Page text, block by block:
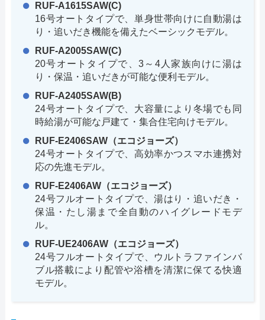
RUF-A1615SAW(C)
16号オートタイプで、単身世帯向けに自動湯は
り・追いだき機能を備えたベーシックモデル。
RUF-A2005SAW(C)
20号オートタイプで、3～4人家族向けに湯は
り・保温・追いだきが可能な便利モデル。
RUF-A2405SAW(B)
24号オートタイプで、大容量により冬場でも同
時給湯が可能な戸建て・集合住宅向けモデル。
RUF-E2406SAW（エコジョーズ）
24号オートタイプで、高効率かつスマホ連携対
応の先進モデル。
RUF-E2406AW（エコジョーズ）
24号フルオートタイプで、湯はり・追いだき・
保温・たし湯まで全自動のハイグレードモデ
ル。
RUF-UE2406AW（エコジョーズ）
24号フルオートタイプで、ウルトラファインバ
ブル搭載により配管や浴槽を清潔に保てる快適
モデル。